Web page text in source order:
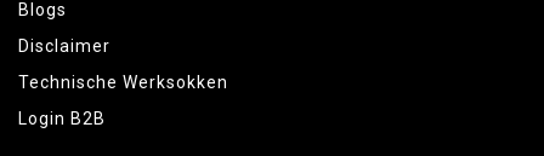
Blogs
Disclaimer
Technische Werksokken
Login B2B